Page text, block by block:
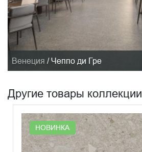
Венеция / Чеппо ди Гре
Другие товары коллекции
НОВИНКА